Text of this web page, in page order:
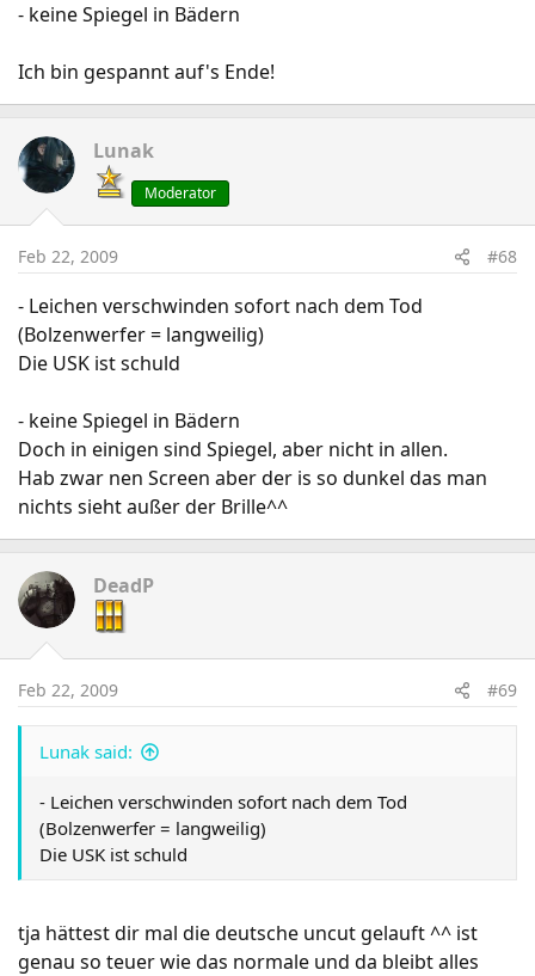
- keine Spiegel in Bädern
Ich bin gespannt auf's Ende!
Lunak
Moderator
Feb 22, 2009 #68
- Leichen verschwinden sofort nach dem Tod
(Bolzenwerfer = langweilig)
Die USK ist schuld
- keine Spiegel in Bädern
Doch in einigen sind Spiegel, aber nicht in allen.
Hab zwar nen Screen aber der is so dunkel das man
nichts sieht außer der Brille^^
DeadP
Feb 22, 2009 #69
Lunak said:
- Leichen verschwinden sofort nach dem Tod
(Bolzenwerfer = langweilig)
Die USK ist schuld
tja hättest dir mal die deutsche uncut gelauft ^^ ist
genau so teuer wie das normale und da bleibt alles